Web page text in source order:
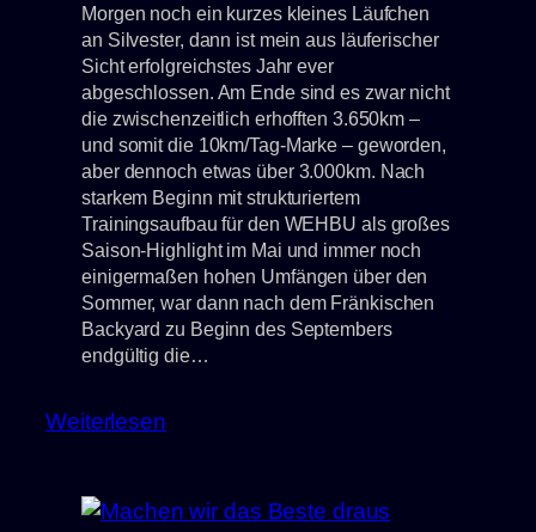
Morgen noch ein kurzes kleines Läufchen
an Silvester, dann ist mein aus läuferischer
Sicht erfolgreichstes Jahr ever
abgeschlossen. Am Ende sind es zwar nicht
die zwischenzeitlich erhofften 3.650km –
und somit die 10km/Tag-Marke – geworden,
aber dennoch etwas über 3.000km. Nach
starkem Beginn mit strukturiertem
Trainingsaufbau für den WEHBU als großes
Saison-Highlight im Mai und immer noch
einigermaßen hohen Umfängen über den
Sommer, war dann nach dem Fränkischen
Backyard zu Beginn des Septembers
endgültig die…
Weiterlesen:
gelaufen